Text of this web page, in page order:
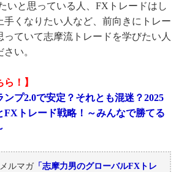
いと思っている人、FXトレードはし
手くなりたい人など、前向きにトレー
っていて志摩流トレードを学びたい人
い。
！】
ンプ2.0で安定？それとも混迷？2025
FXトレード戦略！～みんなで勝てる
ルマガ「志摩力男のグローバルFXトレ